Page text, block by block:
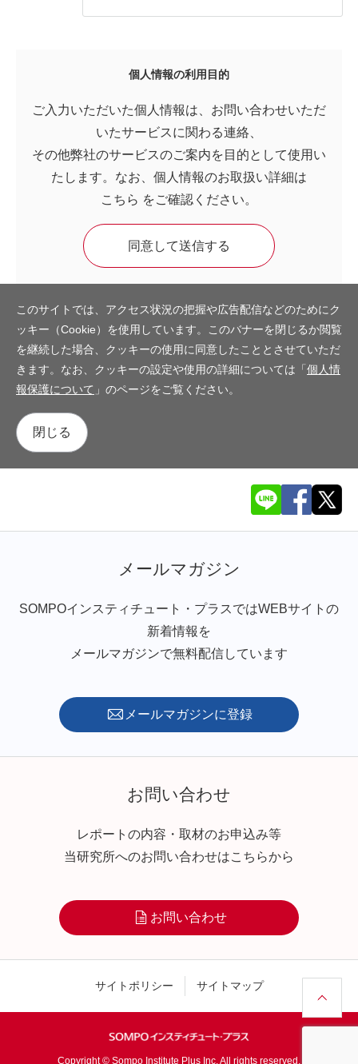
個人情報の利用目的
ご入力いただいた個人情報は、お問い合わせいただ
いたサービスに関わる連絡、
その他弊社のサービスのご案内を目的として使用い
たします。なお、個人情報のお取扱い詳細は
こちら をご確認ください。
このサイトでは、アクセス状況の把握や広告配信などのためにク
ッキー（Cookie）を使用しています。このバナーを閉じるか閲覧
を継続した場合、クッキーの使用に同意したこととさせていただ
きます。なお、クッキーの設定や使用の詳細については「個人情
報保護について 」のページをご覧ください。
閉じる
メールマガジン
SOMPOインスティチュート・プラスではWEBサイトの
新着情報を
メールマガジンで無料配信しています
メールマガジンに登録
お問い合わせ
レポートの内容・取材のお申込み等
当研究所へのお問い合わせはこちらから
お問い合わせ
サイトポリシー サイトマップ
Copyright © Sompo Institute Plus Inc. All rights reserved.